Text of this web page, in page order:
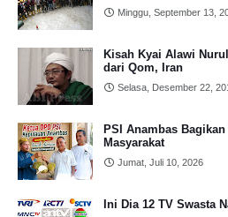
Minggu, September 13,
Kisah Kyai Alawi
dari Qom, Iran
Selasa, Desember 22,
PSI Anambas
Masyarakat
Jumat, Juli 10, 2026
Ini Dia 12 TV Swasta